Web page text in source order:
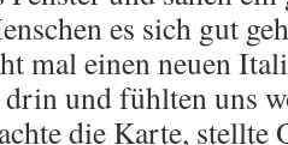
es sich gut
mal einen neuen
und fühlten uns
die Karte, stellte